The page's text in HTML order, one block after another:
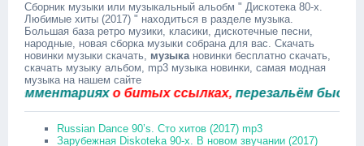
Сборник музыки или музыкальный альобм " Дискотека 80-х.
Любимые хиты (2017) " находиться в разделе музыка.
Большая база ретро музики, класики, дискотечные песни,
народные, новая сборка музыки собрана для вас. Скачать
новинки музыки скачать, музыкановинки бесплатно скачать,
скачать музыку альбом, mp3 музыка новинки, самая модная
музыка на нашем сайте
о битых ссылках,перезальём быстро.
Russian Dance 90’s. Сто хитов (2017) mp3
Зарубежная Diskoteka 90-х. В новом звучании (2017)